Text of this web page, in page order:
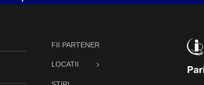
FII PARTENER
LOCATII